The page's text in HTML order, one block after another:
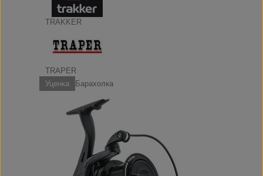
TRAKKER
TRAPER
Уценка
Барахолка